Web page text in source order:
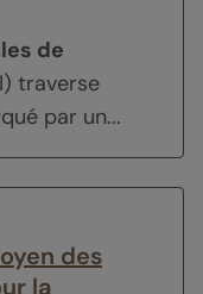
de
traverse
par un...
des
la